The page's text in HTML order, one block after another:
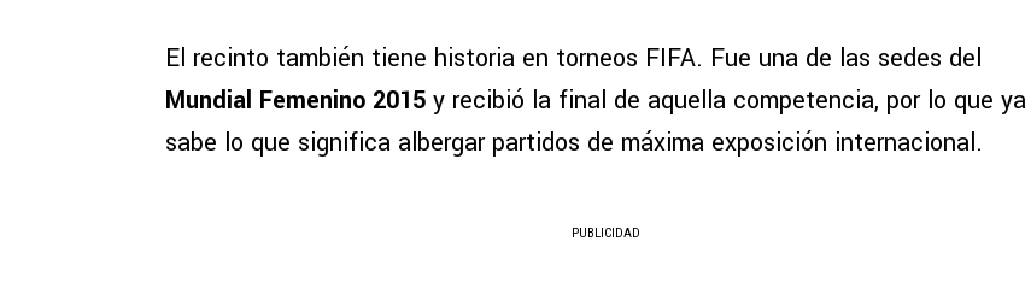
El recinto también tiene historia en torneos FIFA. Fue una de las sedes del
Mundial Femenino 2015 y recibió la final de aquella competencia, por lo que ya
sabe lo que significa albergar partidos de máxima exposición internacional.
PUBLICIDAD